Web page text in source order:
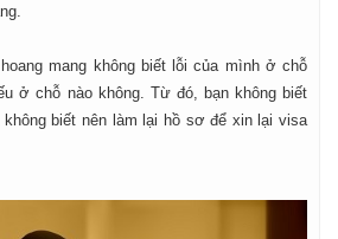
mang không biết lỗi của mình ở chỗ
ở chỗ nào không. Từ đó, bạn không biết
biết nên làm lại hồ sơ để xin lại visa